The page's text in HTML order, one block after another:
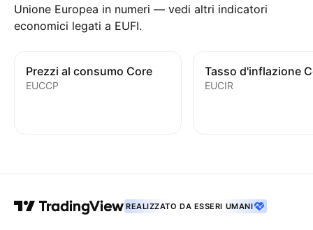
Unione Europea in numeri — vedi altri indicatori
economici legati a EUFI.
Prezzi al consumo Core
EUCCP EUCIR
REALIZZATO DA ESSERI UMANI